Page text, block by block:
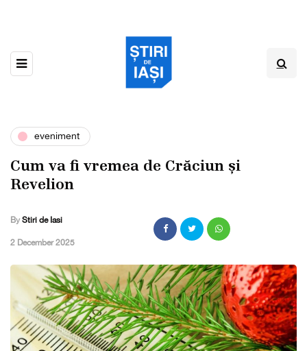
eveniment
Cum va fi vremea de Crăciun și
Revelion
By Stiri de Iasi
,2 December 2025